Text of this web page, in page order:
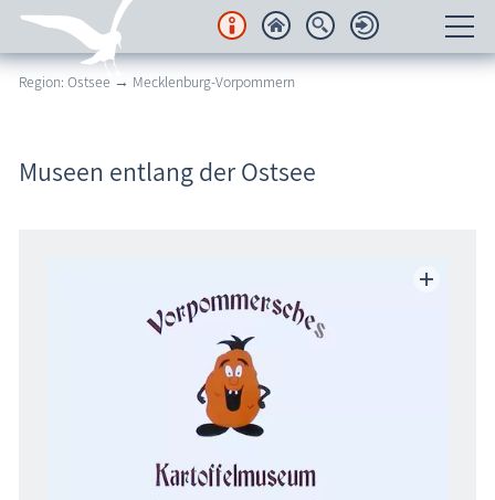
Unterkünfte
Region: Ostsee → Mecklenburg-Vorpommern
Museen entlang der Ostsee